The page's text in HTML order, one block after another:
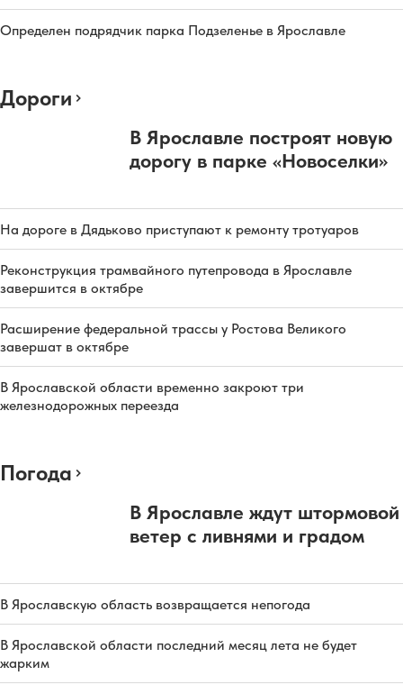
Определен подрядчик парка Подзеленье в Ярославле
Дороги
В Ярославле построят новую
дорогу в парке «Новоселки»
На дороге в Дядьково приступают к ремонту тротуаров
Реконструкция трамвайного путепровода в Ярославле
завершится в октябре
Расширение федеральной трассы у Ростова Великого
завершат в октябре
В Ярославской области временно закроют три
железнодорожных переезда
Погода
В Ярославле ждут штормовой
ветер с ливнями и градом
В Ярославскую область возвращается непогода
В Ярославской области последний месяц лета не будет
жарким